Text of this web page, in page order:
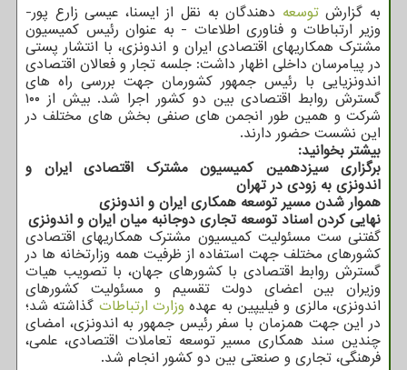
به گزارشتوسعه دهندگان به نقل از ایسنا، عیسی زارع پور-
وزیر ارتباطات و فناوری اطلاعات - به عنوان رئیس کمیسیون
مشترک همکاریهای اقتصادی ایران و اندونزی، با انتشار پستی
در پیامرسان داخلی اظهار داشت: جلسه تجار و فعالان اقتصادی
اندونزیایی با رئیس جمهور کشورمان جهت بررسی راه های
گسترش روابط اقتصادی بین دو کشور اجرا شد. بیش از ۱۰۰
شرکت و همین طور انجمن های صنفی بخش های مختلف در
این نشست حضور دارند.
بیشتر بخوانید:
برگزاری سیزدهمین کمیسیون مشترک اقتصادی ایران و
اندونزی به زودی در تهران
هموار شدن مسیر توسعه همکاری ایران و اندونزی
نهایی کردن اسناد توسعه تجاری دوجانبه میان ایران و اندونزی
گفتنی ست مسئولیت کمیسیون مشترک همکاریهای اقتصادی
کشورهای مختلف جهت استفاده از ظرفیت همه وزارتخانه ها در
گسترش روابط اقتصادی با کشورهای جهان، با تصویب هیات
وزیران بین اعضای دولت تقسیم و مسئولیت کشورهای
اندونزی، مالزی و فیلیپین به عهده وزارت ارتباطات گذاشته شد؛
در این جهت همزمان با سفر رئیس جمهور به اندونزی، امضای
چندین سند همکاری مسیر توسعه تعاملات اقتصادی، علمی،
فرهنگی، تجاری و صنعتی بین دو کشور انجام شد.